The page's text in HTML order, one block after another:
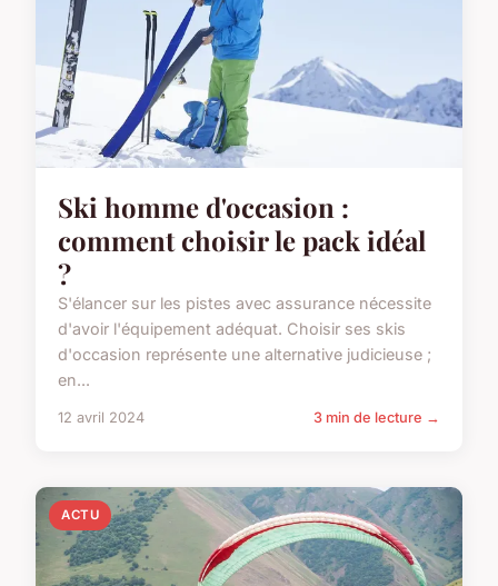
Ski homme d'occasion :
comment choisir le pack idéal
?
S'élancer sur les pistes avec assurance nécessite
d'avoir l'équipement adéquat. Choisir ses skis
d'occasion représente une alternative judicieuse ;
en...
12 avril 2024 3 min de lecture →
ACTU